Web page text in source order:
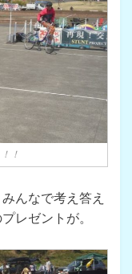
！
んなで考え答え
レゼントが。